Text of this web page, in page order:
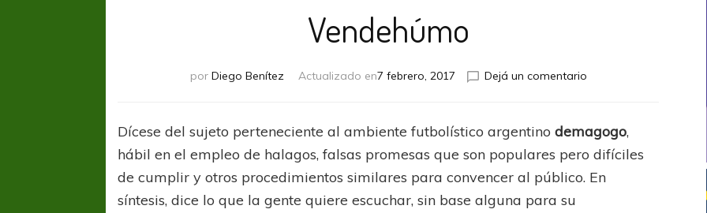
Vendehúmo
por Diego Benítez Actualizado en7 febrero, 2017 Dejá un comentarioen
Dícese del sujeto perteneciente al ambiente futbolístico argentinodemagogo,
hábil en el empleo de halagos, falsas promesas que son populares pero difíciles
de cumplir y otros procedimientos similares para convencer al público. En
síntesis, dice lo que la gente quiere escuchar, sin base alguna para su